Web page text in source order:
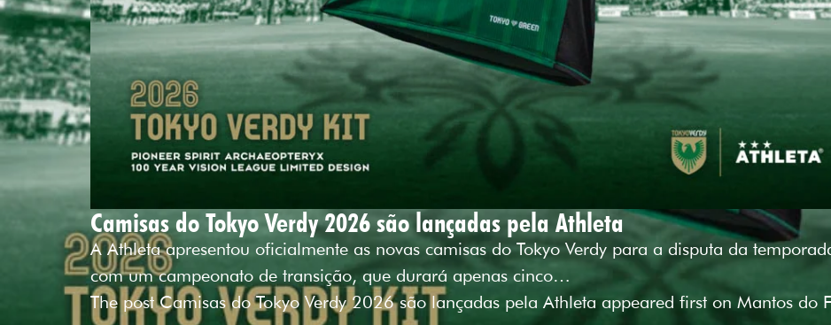
Camisas do Tokyo Verdy 2026 são lançadas pela Athleta
A Athleta apresentou oficialmente as novas camisas do Tokyo Verdy para a disputa da
com um campeonato de transição, que durará apenas cinco…
The post Camisas do Tokyo Verdy 2026 são lançadas pela Athleta appeared first on Mantos do